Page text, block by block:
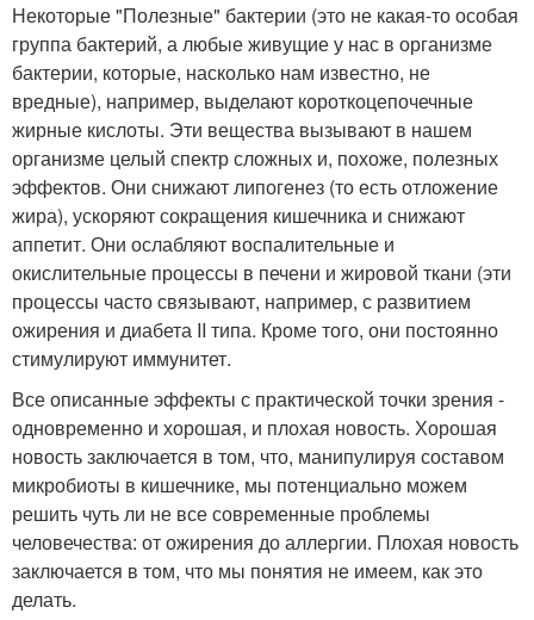
Некоторые "Полезные" бактерии (это не какая-то особая
группа бактерий, а любые живущие у нас в организме
бактерии, которые, насколько нам известно, не
вредные), например, выделают короткоцепочечные
жирные кислоты. Эти вещества вызывают в нашем
организме целый спектр сложных и, похоже, полезных
эффектов. Они снижают липогенез (то есть отложение
жира), ускоряют сокращения кишечника и снижают
аппетит. Они ослабляют воспалительные и
окислительные процессы в печени и жировой ткани (эти
процессы часто связывают, например, с развитием
ожирения и диабета II типа. Кроме того, они постоянно
стимулируют иммунитет.
Все описанные эффекты с практической точки зрения -
одновременно и хорошая, и плохая новость. Хорошая
новость заключается в том, что, манипулируя составом
микробиоты в кишечнике, мы потенциально можем
решить чуть ли не все современные проблемы
человечества: от ожирения до аллергии. Плохая новость
заключается в том, что мы понятия не имеем, как это
делать.